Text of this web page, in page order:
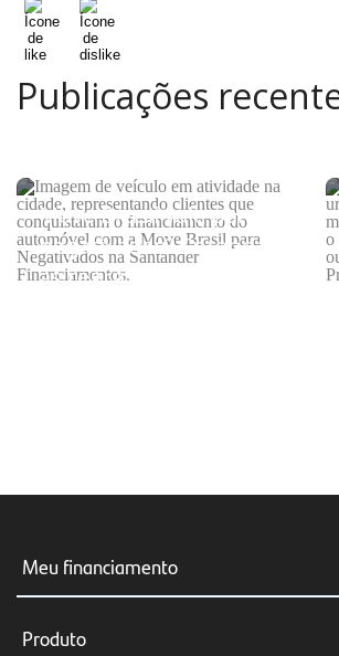
Publicações
Move Brasil vale para
negativados? Entenda
as regras do programa
Meu financiamento
Produto